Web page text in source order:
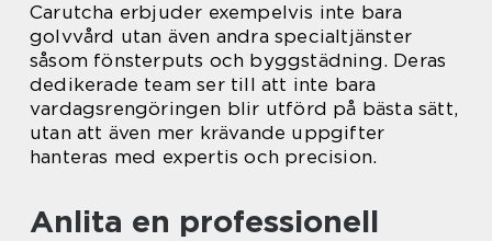
Carutcha erbjuder exempelvis inte bara
golvvård utan även andra specialtjänster
såsom fönsterputs och byggstädning. Deras
dedikerade team ser till att inte bara
vardagsrengöringen blir utförd på bästa sätt,
utan att även mer krävande uppgifter
hanteras med expertis och precision.
Anlita en professionell